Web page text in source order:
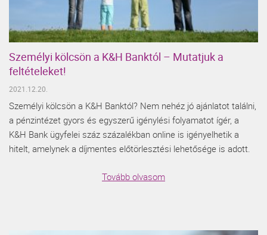
Személyi kölcsön a K&H Banktól – Mutatjuk a
feltételeket!
2021.12.20.
Személyi kölcsön a K&H Banktól? Nem nehéz jó ajánlatot találni,
a pénzintézet gyors és egyszerű igénylési folyamatot ígér, a
K&H Bank ügyfelei száz százalékban online is igényelhetik a
hitelt, amelynek a díjmentes előtörlesztési lehetősége is adott.
Tovább olvasom